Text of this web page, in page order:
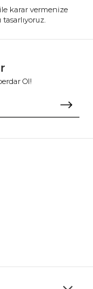
karar vermenize
Ol!